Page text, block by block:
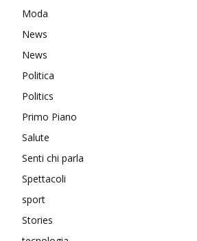
Moda
News
News
Politica
Politics
Primo Piano
Salute
Senti chi parla
Spettacoli
sport
Stories